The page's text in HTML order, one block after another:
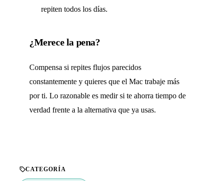
repiten todos los días.
¿Merece la pena?
Compensa si repites flujos parecidos
constantemente y quieres que el Mac trabaje más
por ti. Lo razonable es medir si te ahorra tiempo de
verdad frente a la alternativa que ya usas.
CATEGORÍA